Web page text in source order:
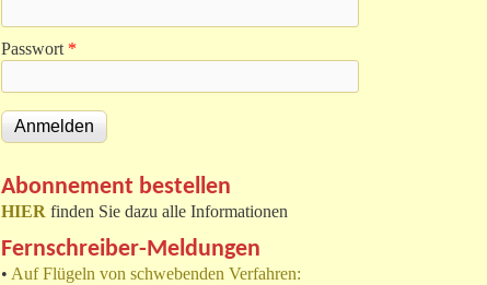
Passwort *
Abonnement bestellen
HIER finden Sie dazu alle Informationen
Fernschreiber-Meldungen
• Auf Flügeln von schwebenden Verfahren: